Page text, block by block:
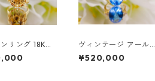
リング 18Kソ
ールド | シト
ーラルリング
ヴィンテージ アールデ
コ ロンドンブルートパ
ーズ ダイヤモンドリン
¥520,000